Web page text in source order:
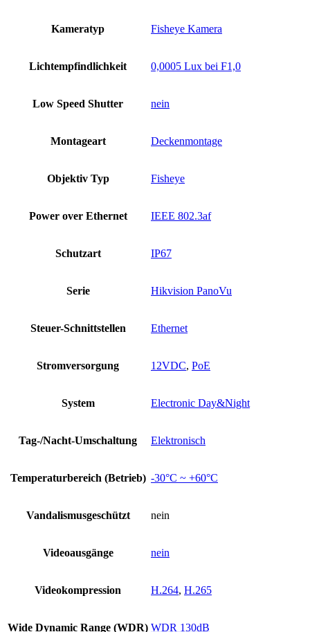
Kameratyp Fisheye Kamera
Lichtempfindlichkeit 0,0005 Lux bei F1,0
Low Speed Shutter nein
Montageart Deckenmontage
Objektiv Typ Fisheye
Power over Ethernet IEEE 802.3af
Schutzart IP67
Serie Hikvision PanoVu
Steuer-Schnittstellen Ethernet
Stromversorgung 12VDC, PoE
System Electronic Day&Night
Tag-/Nacht-Umschaltung Elektronisch
Temperaturbereich (Betrieb) -30°C ~ +60°C
Vandalismusgeschützt nein
Videoausgänge nein
Videokompression H.264, H.265
Wide Dynamic Range (WDR) WDR 130dB